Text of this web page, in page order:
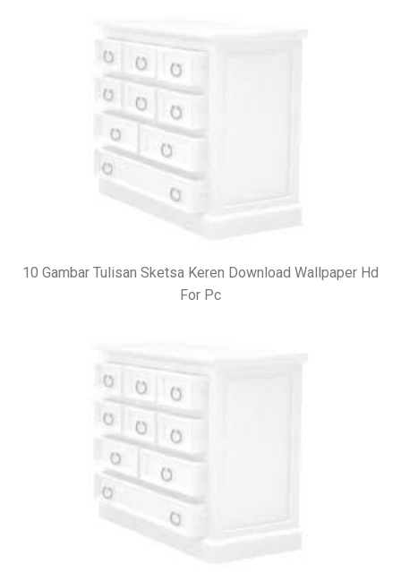
10 Gambar Tulisan Sketsa Keren Download Wallpaper Hd
For Pc